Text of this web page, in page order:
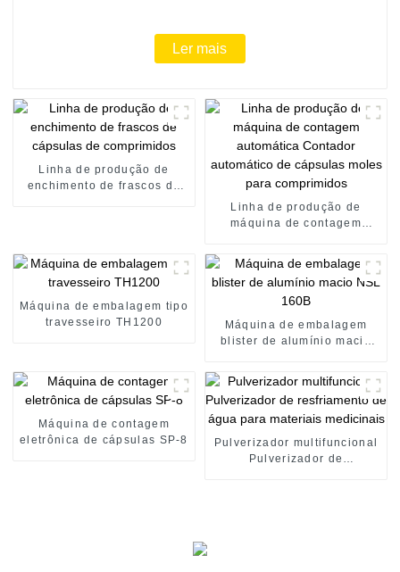
Ler mais
Linha de produção de
enchimento de frascos de
Linha de produção de
máquina de contagem
moles para comprimidos
Máquina de embalagem tipo
travesseiro TH1200
Máquina de embalagem
blister de alumínio macio
Máquina de contagem
eletrônica de cápsulas SP-8
Pulverizador multifuncional
Pulverizador de